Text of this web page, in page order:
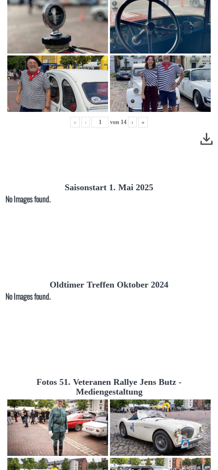
« ‹ von 14 › »
Saisonstart 1. Mai 2025
No Images found.
Oldtimer Treffen Oktober 2024
No Images found.
Fotos 51. Veteranen Rallye Jens Butz -
Mediengestaltung